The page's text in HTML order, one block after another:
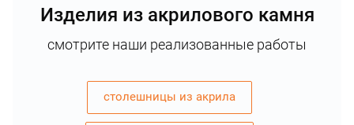
Изделия из акрилового камня
смотрите наши реализованные работы
столешницы из акрила